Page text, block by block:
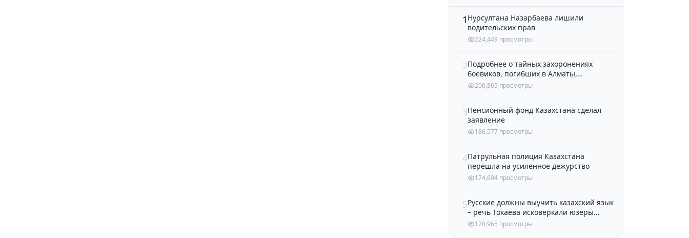
1 Нурсултана Назарбаева лишили
водительских прав
224,449 просмотры
2Подробнее о тайных захоронениях
боевиков, погибших в Алматы,
рассказали в полиции
206,865 просмотры
3Пенсионный фонд Казахстана сделал
заявление
186,577 просмотры
4Патрульная полиция Казахстана
перешла на усиленное дежурство
174,604 просмотры
5Русские должны выучить казахский язык
– речь Токаева исковеркали юзеры
Казнета
170,965 просмотры